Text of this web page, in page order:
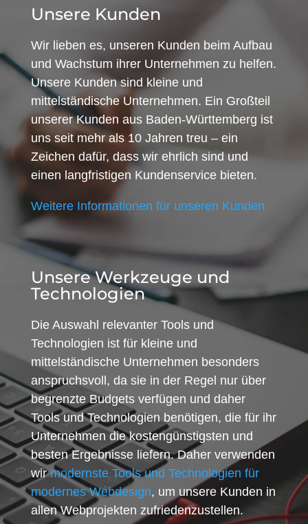
Unsere Kunden
Wir lieben es, unseren Kunden beim Aufbau
und Wachstum ihrer Unternehmen zu helfen.
Unsere Kunden sind kleine und
mittelständische Unternehmen. Ein Großteil
unserer Kunden aus Baden-Württemberg ist
uns seit mehr als 10 Jahren treu – ein
Zeichen dafür, dass wir ehrlich sind und
einen langfristigen Kundenservice bieten.
Weitere Informationen für unseren Kunden
Unsere Werkzeuge und
Technologien
Die Auswahl relevanter Tools und
Technologien ist für kleine und
mittelständische Unternehmen besonders
anspruchsvoll, da sie in der Regel nur über
begrenzte Budgets verfügen und daher
Tools und Technologien benötigen, die für ihr
Unternehmen die kostengünstigsten und
besten Ergebnisse liefern. Daher verwenden
wirmodernste Tools und Technologien für
modernes Webdesign, um unsere Kunden in
allen Webprojekten zufriedenzustellen.